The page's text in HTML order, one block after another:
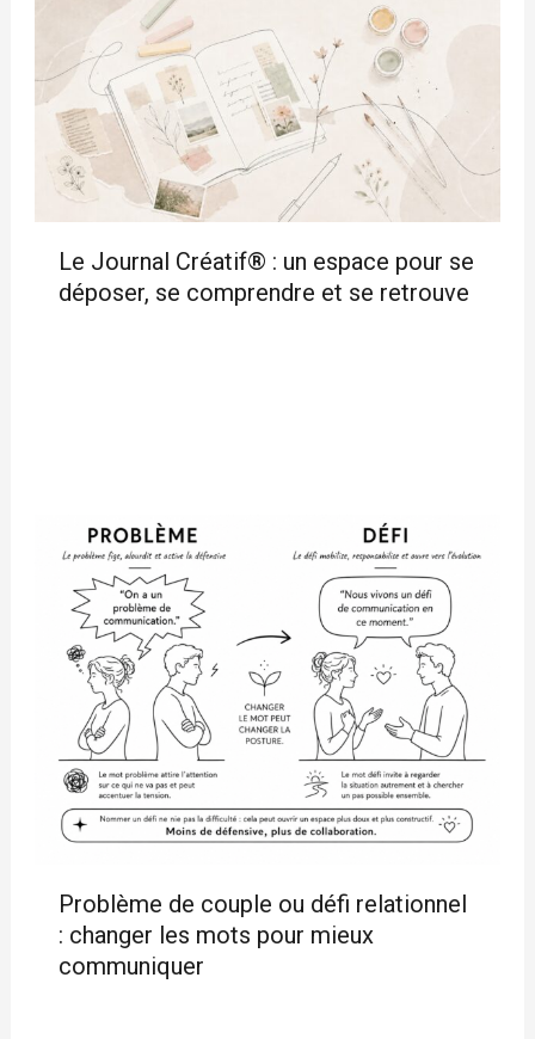
Le Journal Créatif® : un espace pour se
déposer, se comprendre et se retrouve
Problème de couple ou défi relationnel
: changer les mots pour mieux
communiquer